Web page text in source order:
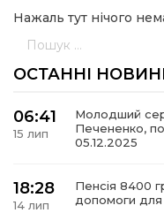
новини
Нажаль тут нічого
ОСТАННІ
06:41
15 лип
Молодший
Печененко,
05.12.2025
18:28
14 лип
Пенсія 8400
допомоги